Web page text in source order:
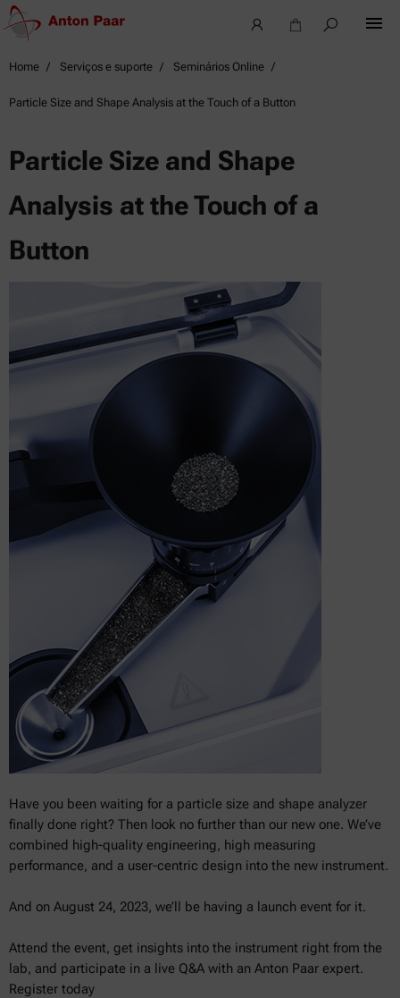
Home Serviços e suporte Seminários Online
Particle Size and Shape Analysis at the Touch of a Button
Particle Size and Shape
Analysis at the Touch of a
Button
Have you been waiting for a particle size and shape analyzer
finally done right? Then look no further than our new one. We’ve
combined high-quality engineering, high measuring
performance, and a user-centric design into the new instrument.
And on August 24, 2023, we’ll be having a launch event for it.
Attend the event, get insights into the instrument right from the
lab, and participate in a live Q&A with an Anton Paar expert.
Register today